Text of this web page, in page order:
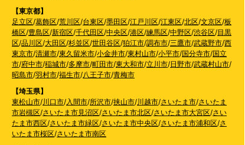
【東京都】
足立区/葛飾区/荒川区/台東区/墨田区/江戸川区/江東区/北区/文京区/板
橋区/豊島区/新宿区/千代田区/中央区/港区/練馬区/中野区/渋谷区/目黒
区/品川区/大田区/杉並区/世田谷区/狛江市/調布市/三鷹市/武蔵野市/西
東京市/清瀬市/東久留米市/小金井市/東村山市/小平市/国分寺市/国立
市/府中市/稲城市/多摩市/町田市/東大和市/立川市/日野市/武蔵村山市/
昭島市/羽村市/福生市/八王子市/青梅市
【埼玉県】
東松山市/川口市/入間市/所沢市/挟山市/川越市/さいたま市/さいたま
市岩槻区/さいたま市見沼区/さいたま市北区/さいたま市大宮区/さい
たま市西区/さいたま市緑区/さいたま市中央区/さいたま市浦和区/さ
いたま市桜区/さいたま市南区